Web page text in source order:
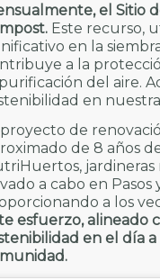
el Sitio
Este recurso,
en la
a la
purificación del aire.
en
proyecto de
de 8 años
a cabo en
a los
esfuerzo, alineado
en el día